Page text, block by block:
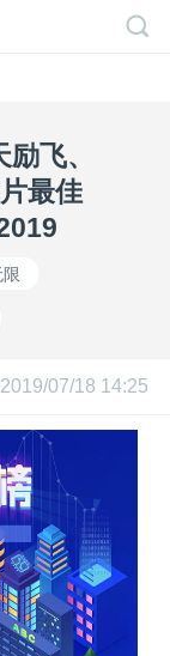
飞、
最佳
2019/07/18 14:25